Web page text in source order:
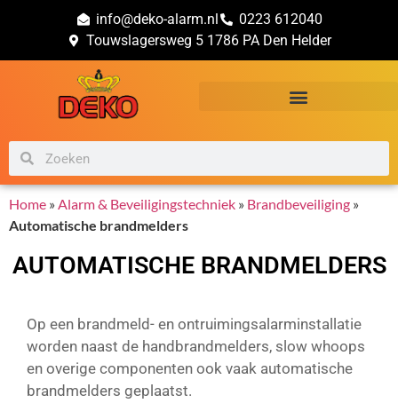
info@deko-alarm.nl
0223 612040
Touwslagersweg 5 1786 PA Den Helder
Home »Alarm & Beveiligingstechniek » Brandbeveiliging »
Automatische brandmelders
AUTOMATISCHE BRANDMELDERS
Op een brandmeld- en ontruimingsalarminstallatie
worden naast de handbrandmelders, slow whoops
en overige componenten ook vaak automatische
brandmelders geplaatst.